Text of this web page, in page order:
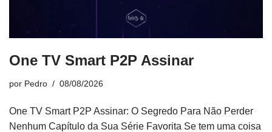
One TV Smart P2P Assinar
por Pedro 08/08/2026
One TV Smart P2P Assinar: O Segredo Para Não Perder
Nenhum Capítulo da Sua Série Favorita Se tem uma coisa